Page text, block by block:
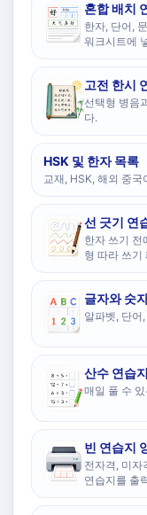
혼합 배치
한자, 단어,
워크시트에
고전 한시
선택형 병음
다.
HSK 및 한자 목록
교재, HSK, 해외 중
선 긋기 연
한자 쓰기 전
형 따라 쓰기
글자와 숫
알파벳, 단어
산수 연습지
매일 풀 수
빈 연습지
전자격, 미자
연습지를 출